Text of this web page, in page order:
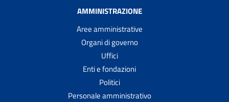
AMMINISTRAZIONE
Aree amministrative
Organi di governo
Uffici
Enti e fondazioni
Politici
Personale amministrativo